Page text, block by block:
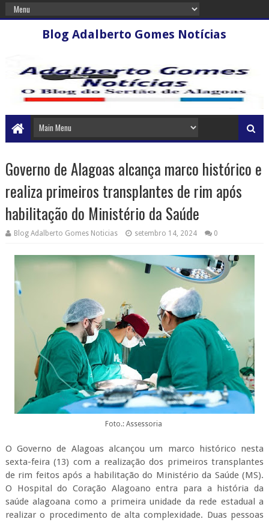
Blog Adalberto Gomes Notícias
Governo de Alagoas alcança marco histórico e
realiza primeiros transplantes de rim após
habilitação do Ministério da Saúde
Blog Adalberto Gomes Noticias setembro 14, 2024 0
Foto.: Assessoria
O Governo de Alagoas alcançou um marco histórico nesta
sexta-feira (13) com a realização dos primeiros transplantes
de rim feitos após a habilitação do Ministério da Saúde (MS).
O Hospital do Coração Alagoano entra para a história da
saúde alagoana como a primeira unidade da rede estadual a
realizar o procedimento de alta complexidade. Duas pessoas